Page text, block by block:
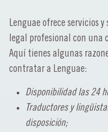
Lenguae ofrece servicios
legal profesional con una
Aquí tienes algunas
contratar a Lenguae:
Disponibilidad las 24
Traductores y
disposición;